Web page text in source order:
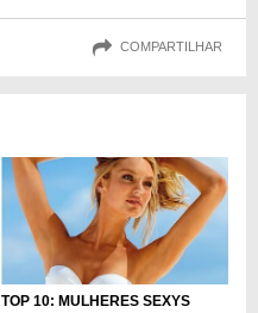
COMPARTILHAR
TOP 10: MULHERES SEXYS